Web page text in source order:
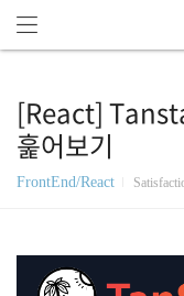
[React]
훑어보기
FrontEnd/React